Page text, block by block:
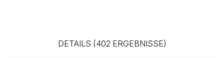
DETAILS (402 ERGEBNISSE)